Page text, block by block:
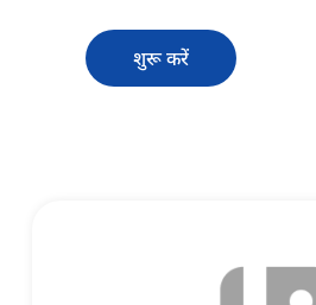
शुरू करें